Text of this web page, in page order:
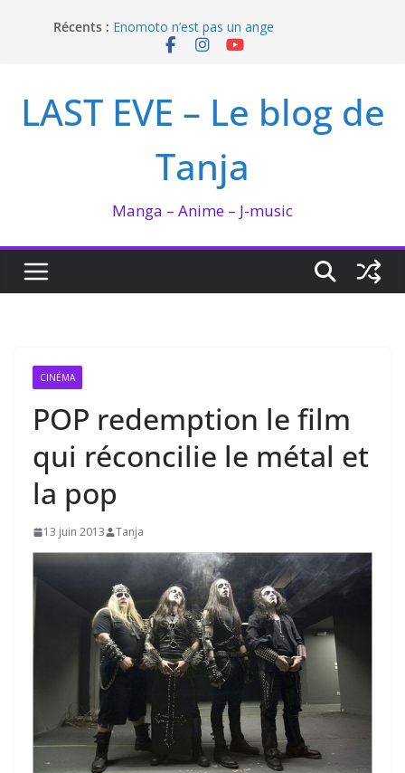
Récents : Enomoto n’est pas un ange
QUEEN BEE enflamme le Bataclan
I’m not in love de Zeniko Sumiya
LAST EVE – Le blog de
Tanja
Manga – Anime – J-music
CINÉMA
POP redemption le film
qui réconcilie le métal et
la pop
13 juin 2013 Tanja